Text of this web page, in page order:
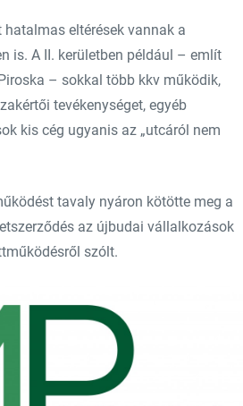
eltérések vannak a
is. A II. kerületben például – említ
– sokkal több kkv működik,
tevékenységet, egyéb
kis cég ugyanis az „utcáról nem
tavaly nyáron kötötte meg a
az újbudai vállalkozások
szólt.